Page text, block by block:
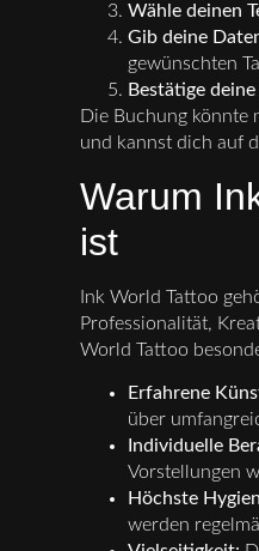
Wähle deinen
Gib deine
gewünschten
Bestätige
Die Buchung könnte
und kannst dich auf
Warum
ist
Ink World Tattoo
Professionalität,
World Tattoo
Erfahrene
über
Individuelle
Vorstellungen
Höchste
werden